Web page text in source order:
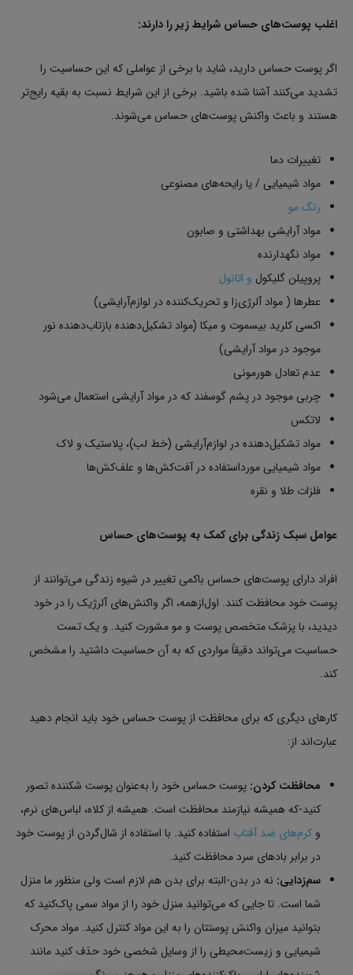
اغلب پوست‌های حساس شرایط زیر را دارند:
اگر پوست حساس دارید، شاید با برخی از عواملی که این حساسیت را
تشدید می‌کنند آشنا شده باشید. برخی از این شرایط نسبت به بقیه رایج‌تر
هستند و باعث واکنش پوست‌های حساس می‌شوند.
تغییرات دما
مواد شیمیایی / یا رایحه‌های مصنوعی
رنگ مو
مواد آرایشی بهداشتی و صابون
مواد نگهدارنده
پروپیلن گلیکول و اتانول
عطرها ( مواد آلرژی‌زا و تحریک‌کننده در لوازم‌آرایشی)
اکسی کلرید بیسموت و میکا (مواد تشکیل‌دهنده بازتاب‌دهنده نور
موجود در مواد آرایشی)
عدم تعادل هورمونی
چربی موجود در پشم گوسفند که در مواد آرایشی استعمال می‌شود
لاتکس
مواد تشکیل‌دهنده در لوازم‌آرایشی (خط لب)، پلاستیک و لاک
مواد شیمیایی مورداستفاده در آفت‌کش‌ها و علف‌کش‌ها
فلزات طلا و نقره
عوامل سبک زندگی برای کمک به پوست‌های حساس
افراد دارای پوست‌های حساس باکمی تغییر در شیوه زندگی می‌توانند از
پوست خود محافظت کنند. اول‌ازهمه، اگر واکنش‌های آلرژیک را در خود
دیدید، با پزشک متخصص پوست و مو مشورت کنید. و یک تست
حساسیت می‌تواند دقیقاً مواردی که به آن حساسیت داشتید را مشخص
کند.
کارهای دیگری که برای محافظت از پوست حساس خود باید انجام دهید
عبارت‌اند از:
محافظت کردن: پوست حساس خود را به‌عنوان پوست شکننده تصور
کنید-که همیشه نیازمند محافظت است. همیشه از کلاه، لباس‌های نرم،
و کرم‌های ضد آفتاب استفاده کنید. با استفاده از شال‌گردن از پوست خود
در برابر بادهای سرد محافظت کنید.
سم‌زدایی: نه در بدن-البته برای بدن هم لازم است ولی منظور ما منزل
شما است. تا جایی که می‌توانید منزل خود را از مواد سمی پاک‌کنید که
بتوانید میزان واکنش پوستتان را به این مواد کنترل کنید. مواد محرک
شیمیایی و زیست‌محیطی را از وسایل شخصی خود حذف کنید مانند